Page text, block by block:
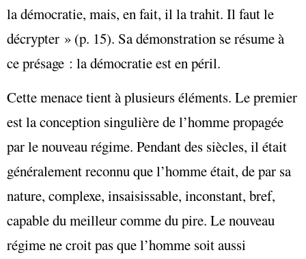
la démocratie, mais, en fait, il la trahit. Il faut le
décrypter » (p. 15). Sa démonstration se résume à
ce présage : la démocratie est en péril.
Cette menace tient à plusieurs éléments. Le premier
est la conception singulière de l’homme propagée
par le nouveau régime. Pendant des siècles, il était
généralement reconnu que l’homme était, de par sa
nature, complexe, insaisissable, inconstant, bref,
capable du meilleur comme du pire. Le nouveau
régime ne croit pas que l’homme soit aussi